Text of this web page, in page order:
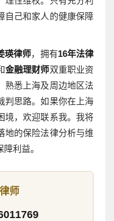
自己和家人的健康保障
瑛律师，拥有16年法律
金融理财师双重职业资
熟悉上海及周边地区法
判思路。如果你在上海
境，欢迎联系我。我将
地的保险法律分析与维
利益。
师